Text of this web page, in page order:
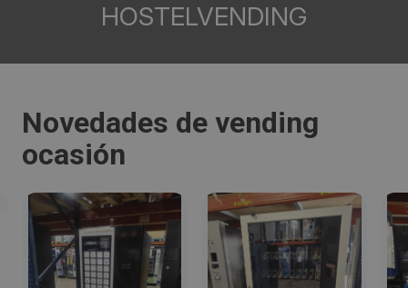
HOSTELVENDING
Novedades de vending
ocasión